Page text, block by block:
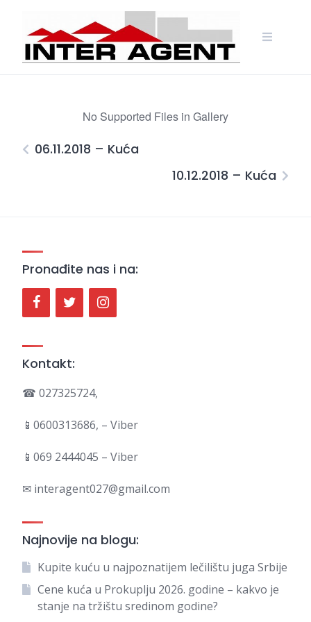
content
No Supported Files in Gallery
06.11.2018 – Kuća
10.12.2018 – Kuća
Pronađite nas i na:
Kontakt:
☎ 027325724,
📱0600313686, – Viber
📱069 2444045 – Viber
✉ interagent027@gmail.com
Najnovije na blogu:
Kupite kuću u najpoznatijem lečilištu juga Srbije
Cene kuća u Prokuplju 2026. godine – kakvo je
stanje na tržištu sredinom godine?